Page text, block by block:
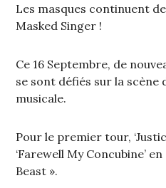
Les masques continuent
Masked Singer !
Ce 16 Septembre, de
se sont défiés sur la scène
musicale.
Pour le premier tour,
‘Farewell My Concubine’
Beast ».